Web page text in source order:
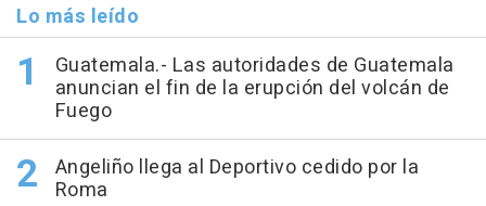
Lo más leído
Guatemala.- Las autoridades de Guatemala
anuncian el fin de la erupción del volcán de
Fuego
Angeliño llega al Deportivo cedido por la
Roma